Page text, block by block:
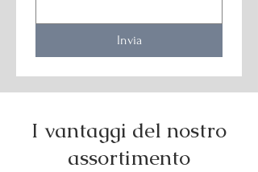
Invia
I vantaggi del nostro
assortimento